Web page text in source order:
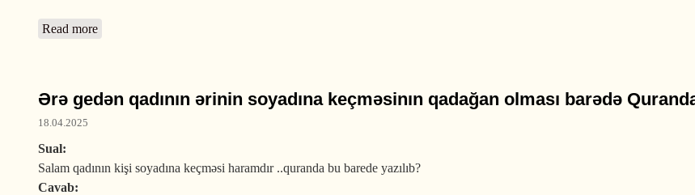
Read more
Ərə gedən qadının ərinin soyadına keçməsinın qadağan olması barədə Quranda
18.04.2025
Sual:
Salam qadının kişi soyadına keçməsi haramdır ..quranda bu barede yazılıb?
Cavab: